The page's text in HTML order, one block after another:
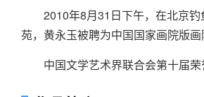
2010年8月31日下午，在北京
苑，黄永玉被聘为中国国家画院版画
中国文学艺术界联合会第十届荣